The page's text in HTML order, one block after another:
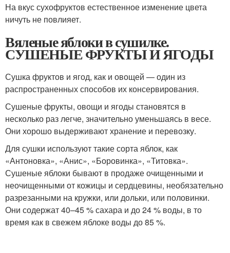
На вкус сухофруктов естественное изменение цвета
ничуть не повлияет.
Вяленые яблоки в сушилке.
СУШЕНЫЕ ФРУКТЫ И ЯГОДЫ
Сушка фруктов и ягод, как и овощей — один из
распространенных способов их консервирования.
Сушеные фрукты, овощи и ягоды становятся в
несколько раз легче, значительно уменьшаясь в весе.
Они хорошо выдерживают хранение и перевозку.
Для сушки используют такие сорта яблок, как
«Антоновка», «Анис», «Боровинка», «Титовка».
Сушеные яблоки бывают в продаже очищенными и
неочищенными от кожицы и сердцевины, необязательно
разрезанными на кружки, или дольки, или половинки.
Они содержат 40–45 % сахара и до 24 % воды, в то
время как в свежем яблоке воды до 85 %.